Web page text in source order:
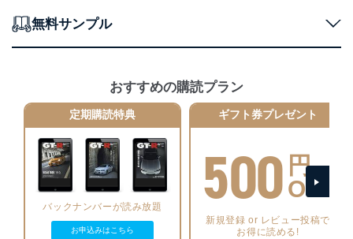
ーザーアカウント制御）により、個人情報データ
ベース等を取り扱う情報システムを使用する従業
者を識別・認証しています。
外部からの不正アクセス等の防止
個人データを取り扱う機器等のオペレーティング
システムを最新の状態に保持しています。
個人データを取り扱う機器等にセキュリティ対策
ソフトウェア等を導入し、自動更新 機能等の活用
により、これを最新状態としています。
情報システムの使用に伴う漏洩等の防止
メール等により個人データの含まれるファイルを
送信する場合に、当該ファイルへのパスワードを
設定しています。
無料サンプル
おすすめの購読プラン
定期購読特典
バックナンバーが読み放題
お申込みはこちら
ギフト券プレゼント
500 円
OFF
新規登録 or レビュー投稿で
お得に読める!